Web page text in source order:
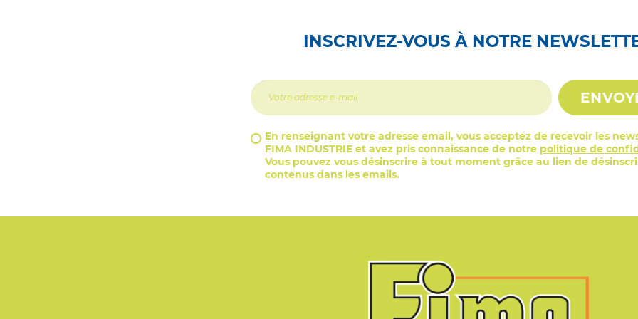
INSCRIVEZ-VOUS À NOTRE
En renseignant votre adresse email, vous acceptez de recevoir les
FIMA INDUSTRIE et avez pris connaissance de notre politique de
Vous pouvez vous désinscrire à tout moment grâce au lien de
contenus dans les emails.